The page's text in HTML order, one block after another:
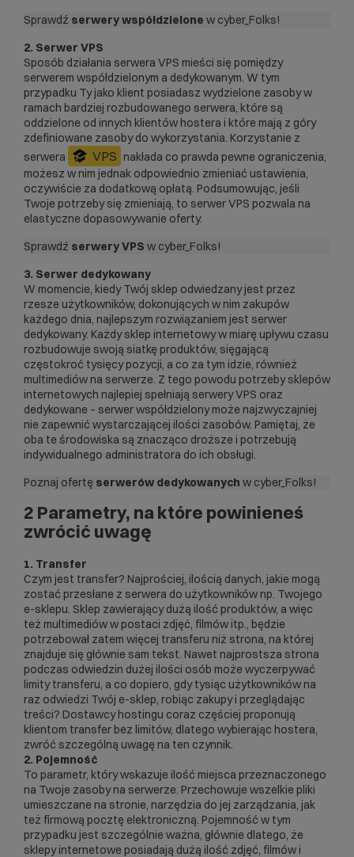
Sprawdź serwery współdzielone w cyber_Folks!
2. Serwer VPS
Sposób działania serwera VPS mieści się pomiędzy
serwerem współdzielonym a dedykowanym. W tym
przypadku Ty jako klient posiadasz wydzielone zasoby w
ramach bardziej rozbudowanego serwera, które są
oddzielone od innych klientów hostera i które mają z góry
zdefiniowane zasoby do wykorzystania. Korzystanie z
serwera
VPS nakłada co prawda pewne ograniczenia,
możesz w nim jednak odpowiednio zmieniać ustawienia,
oczywiście za dodatkową opłatą. Podsumowując, jeśli
Twoje potrzeby się zmieniają, to serwer VPS pozwala na
elastyczne dopasowywanie oferty.
Sprawdź serwery VPS w cyber_Folks!
3. Serwer dedykowany
W momencie, kiedy Twój sklep odwiedzany jest przez
rzesze użytkowników, dokonujących w nim zakupów
każdego dnia, najlepszym rozwiązaniem jest serwer
dedykowany. Każdy sklep internetowy w miarę upływu czasu
rozbudowuje swoją siatkę produktów, sięgającą
częstokroć tysięcy pozycji, a co za tym idzie, również
multimediów na serwerze. Z tego powodu potrzeby sklepów
internetowych najlepiej spełniają serwery VPS oraz
dedykowane – serwer współdzielony może najzwyczajniej
nie zapewnić wystarczającej ilości zasobów. Pamiętaj, że
oba te środowiska są znacząco droższe i potrzebują
indywidualnego administratora do ich obsługi.
Poznaj ofertę serwerów dedykowanych w cyber_Folks!
2 Parametry, na które powinieneś
zwrócić uwagę
1. Transfer
Czym jest transfer? Najprościej, ilością danych, jakie mogą
zostać przesłane z serwera do użytkowników np. Twojego
e-sklepu. Sklep zawierający dużą ilość produktów, a więc
też multimediów w postaci zdjęć, filmów itp., będzie
potrzebował zatem więcej transferu niż strona, na której
znajduje się głównie sam tekst. Nawet najprostsza strona
podczas odwiedzin dużej ilości osób może wyczerpywać
limity transferu, a co dopiero, gdy tysiąc użytkowników na
raz odwiedzi Twój e-sklep, robiąc zakupy i przeglądając
treści? Dostawcy hostingu coraz częściej proponują
klientom transfer bez limitów, dlatego wybierając hostera,
zwróć szczególną uwagę na ten czynnik.
2. Pojemność
To parametr, który wskazuje ilość miejsca przeznaczonego
na Twoje zasoby na serwerze. Przechowuje wszelkie pliki
umieszczane na stronie, narzędzia do jej zarządzania, jak
też firmową pocztę elektroniczną. Pojemność w tym
przypadku jest szczególnie ważna, głównie dlatego, że
sklepy internetowe posiadają dużą ilość zdjęć, filmów i